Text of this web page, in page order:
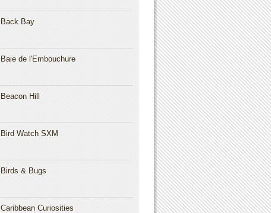
Back Bay
Baie de l'Embouchure
Beacon Hill
Bird Watch SXM
Birds & Bugs
Caribbean Curiosities